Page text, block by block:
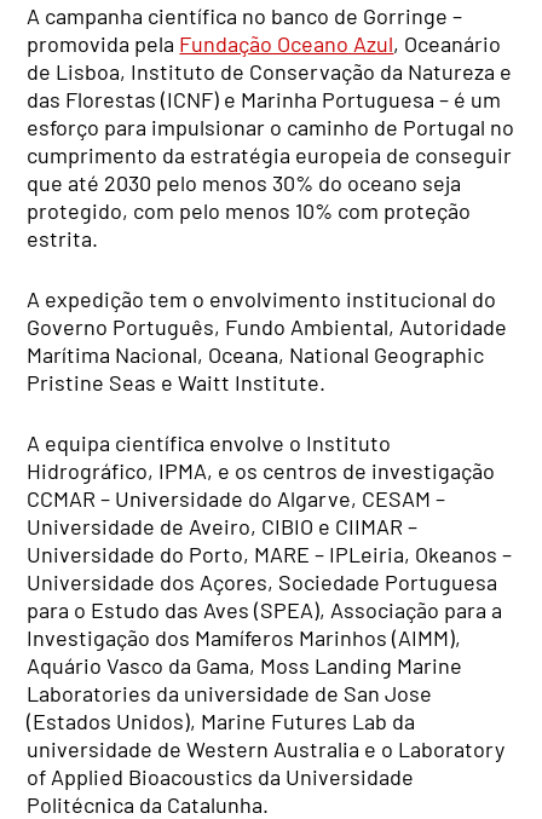
A campanha científica no banco de Gorringe –
promovida pela Fundação Oceano Azul, Oceanário
de Lisboa, Instituto de Conservação da Natureza e
das Florestas (ICNF) e Marinha Portuguesa – é um
esforço para impulsionar o caminho de Portugal no
cumprimento da estratégia europeia de conseguir
que até 2030 pelo menos 30% do oceano seja
protegido, com pelo menos 10% com proteção
estrita.
A expedição tem o envolvimento institucional do
Governo Português, Fundo Ambiental, Autoridade
Marítima Nacional, Oceana, National Geographic
Pristine Seas e Waitt Institute.
A equipa científica envolve o Instituto
Hidrográfico, IPMA, e os centros de investigação
CCMAR – Universidade do Algarve, CESAM –
Universidade de Aveiro, CIBIO e CIIMAR –
Universidade do Porto, MARE – IPLeiria, Okeanos –
Universidade dos Açores, Sociedade Portuguesa
para o Estudo das Aves (SPEA), Associação para a
Investigação dos Mamíferos Marinhos (AIMM),
Aquário Vasco da Gama, Moss Landing Marine
Laboratories da universidade de San Jose
(Estados Unidos), Marine Futures Lab da
universidade de Western Australia e o Laboratory
of Applied Bioacoustics da Universidade
Politécnica da Catalunha.